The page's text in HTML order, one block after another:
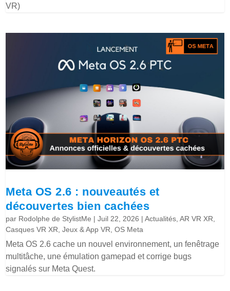
VR)
Meta OS 2.6 : nouveautés et
découvertes bien cachées
par Rodolphe de StylistMe |Juil 22, 2026 |Actualités ,AR VR XR
Casques VR XR ,Jeux & App VR ,OS Meta
Meta OS 2.6 cache un nouvel environnement, un fenêtrage
multitâche, une émulation gamepad et corrige bugs
signalés sur Meta Quest.